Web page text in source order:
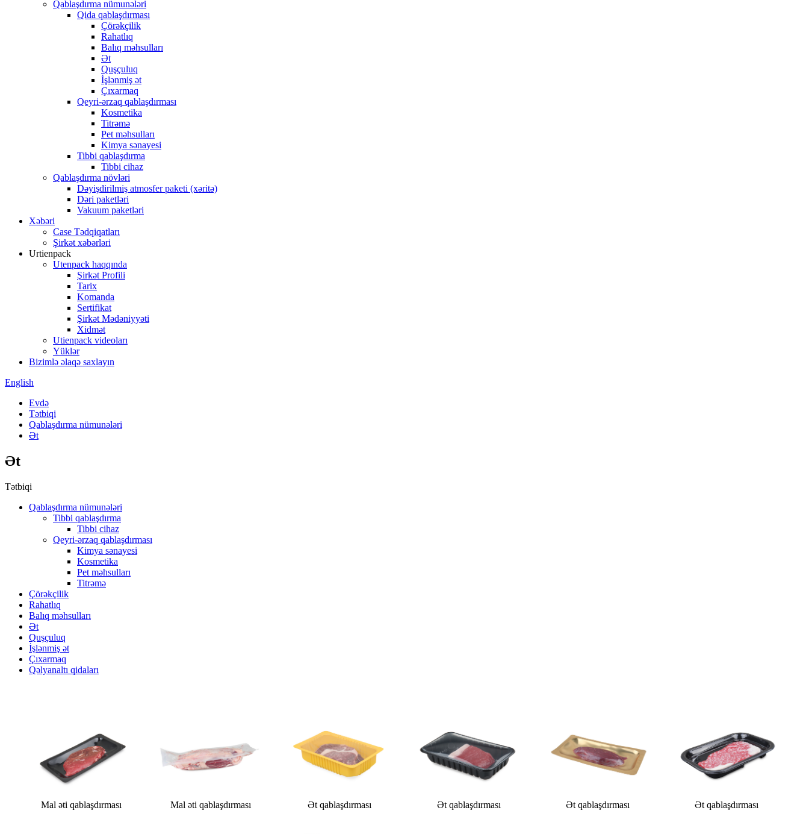
Qablaşdırma nümunələri
Qida qablaşdırması
Çörəkçilik
Rahatlıq
Balıq məhsulları
Ət
Quşçuluq
İşlənmiş ət
Çıxarmaq
Qeyri-ərzaq qablaşdırması
Kosmetika
Titrəmə
Pet məhsulları
Kimya sənayesi
Tibbi qablaşdırma
Tibbi cihaz
Qablaşdırma növləri
Dəyişdirilmiş atmosfer paketi (xəritə)
Dəri paketləri
Vakuum paketləri
Xəbəri
Case Tədqiqatları
Şirkət xəbərləri
Urtienpack
Utenpack haqqında
Şirkət Profili
Tarix
Komanda
Sertifikat
Şirkət Mədəniyyəti
Xidmət
Utienpack videoları
Yüklər
Bizimlə əlaqə saxlayın
English
Evdə
Tətbiqi
Qablaşdırma nümunələri
Ət
Ət
Tətbiqi
Qablaşdırma nümunələri
Tibbi qablaşdırma
Tibbi cihaz
Qeyri-ərzaq qablaşdırması
Kimya sənayesi
Kosmetika
Pet məhsulları
Titrəmə
Çörəkçilik
Rahatlıq
Balıq məhsulları
Ət
Quşçuluq
İşlənmiş ət
Çıxarmaq
Qəlyanaltı qidaları
Mal əti qablaşdırması Mal əti qablaşdırması Ət qablaşdırması Ət qablaşdırması Ət qablaşdırması Ət qablaşdırması